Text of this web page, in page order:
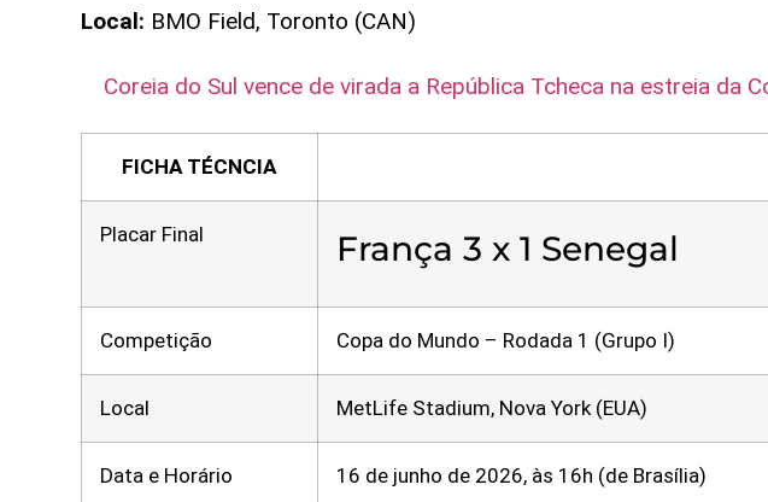
Local: BMO Field, Toronto (CAN)
Coreia do Sul vence de virada a República Tcheca na estreia da
FICHA TÉCNCIA
Placar Final França 3 x 1 Senegal
Competição Copa do Mundo – Rodada 1 (Grupo I)
Local MetLife Stadium, Nova York (EUA)
Data e Horário 16 de junho de 2026, às 16h (de Brasília)